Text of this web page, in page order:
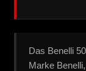
Das Benelli
Marke